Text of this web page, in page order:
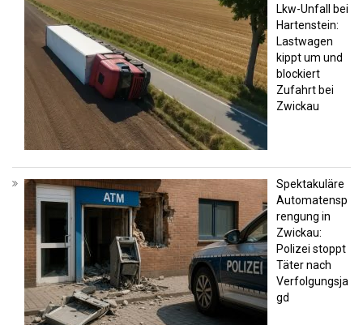
Lkw-Unfall bei
Hartenstein:
Lastwagen
kippt um und
blockiert
Zufahrt bei
Zwickau
Spektakuläre
Automatensp
rengung in
Zwickau:
Polizei stoppt
Täter nach
Verfolgungsja
gd